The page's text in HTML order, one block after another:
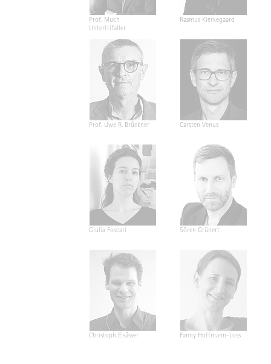
Prof. Much
Untertrifaller
Rasmus Kierkegaard
Prof. Uwe R. Brückner Carsten Venus
Giulia Foscari Sören Grünert
Christoph Elsässer Fanny Hoffmann-Loss